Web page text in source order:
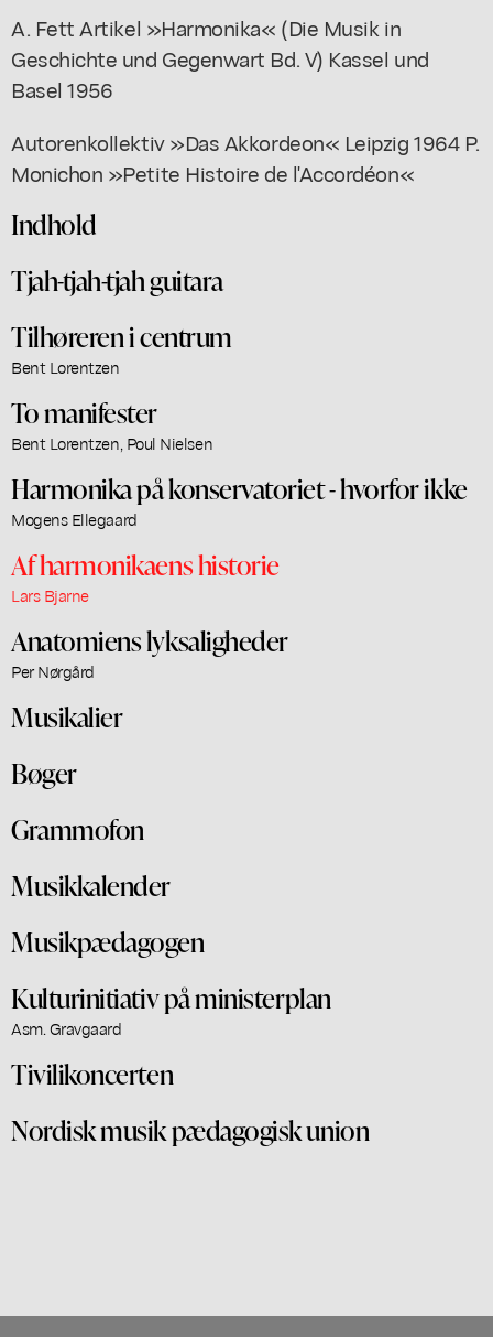
A. Fett Artikel »Harmonika« (Die Musik in
Geschichte und Gegenwart Bd. V) Kassel und
Basel 1956
Autorenkollektiv »Das Akkordeon« Leipzig 1964 P.
Monichon »Petite Histoire de l'Accordéon«
Indhold
Tjah-tjah-tjah guitara
Tilhøreren i centrum
Bent Lorentzen
To manifester
Bent Lorentzen, Poul Nielsen
Harmonika på konservatoriet - hvorfor ikke
Mogens Ellegaard
Af harmonikaens historie
Lars Bjarne
Anatomiens lyksaligheder
Per Nørgård
Musikalier
Bøger
Grammofon
Musikkalender
Musikpædagogen
Kulturinitiativ på ministerplan
Asm. Gravgaard
Tivilikoncerten
Nordisk musik pædagogisk union